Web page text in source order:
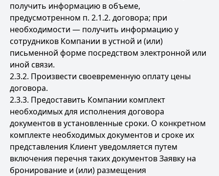
получить информацию в объеме,
предусмотренном п. 2.1.2. договора; при
необходимости — получить информацию у
сотрудников Компании в устной и (или)
письменной форме посредством электронной или
иной связи.
2.3.2. Произвести своевременную оплату цены
договора.
2.3.3. Предоставить Компании комплект
необходимых для исполнения договора
документов в установленные сроки. О конкретном
комплекте необходимых документов и сроке их
представления Клиент уведомляется путем
включения перечня таких документов Заявку на
бронирование и (или) размещения